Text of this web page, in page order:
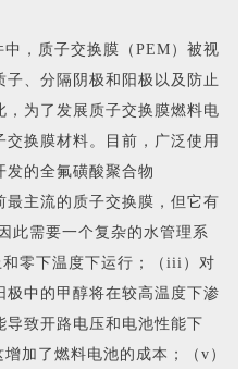
，质子交换膜（PEM）被视
、分隔阴极和阳极以及防止
，为了发展质子交换膜燃料电
换膜材料。目前，广泛使用
发的全氟磺酸聚合物
最主流的质子交换膜，但它有
此需要一个复杂的水管理系
零下温度下运行；（iii）对
极中的甲醇将在较高温度下渗
导致开路电压和电池性能下
加了燃料电池的成本；（v）